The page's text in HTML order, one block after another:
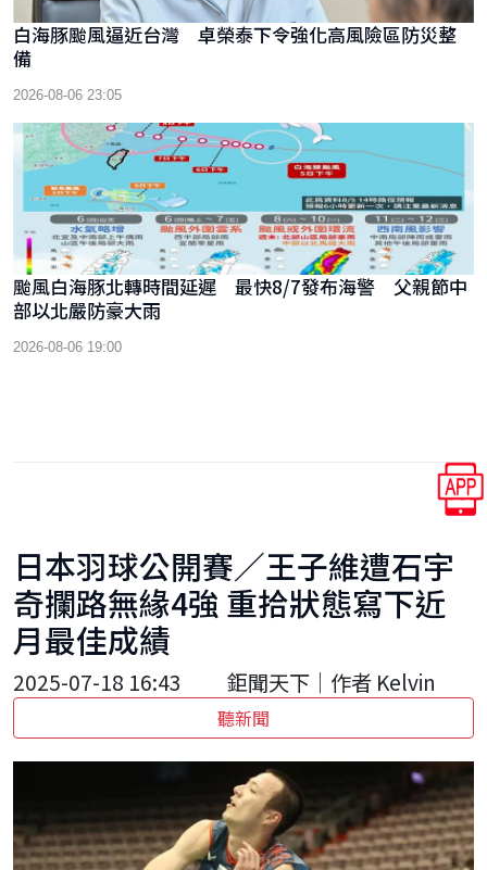
白海豚颱風逼近台灣 卓榮泰下令強化高風險區防災整
備
2026-08-06 23:05
颱風白海豚北轉時間延遲 最快8/7發布海警 父親節中
部以北嚴防豪大雨
2026-08-06 19:00
日本羽球公開賽／王子維遭石宇
奇攔路無緣4強 重拾狀態寫下近
月最佳成績
2025-07-18 16:43 鉅聞天下｜作者 Kelvin
聽新聞